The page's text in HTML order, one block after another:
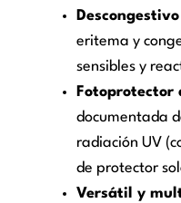
eritema y
sensibles y
Fotoprotector
documentada
radiación UV
de protector
Versátil y